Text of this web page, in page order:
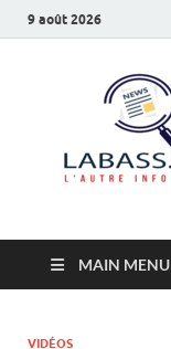
9 août 2026
MAIN MENU
VIDÉOS